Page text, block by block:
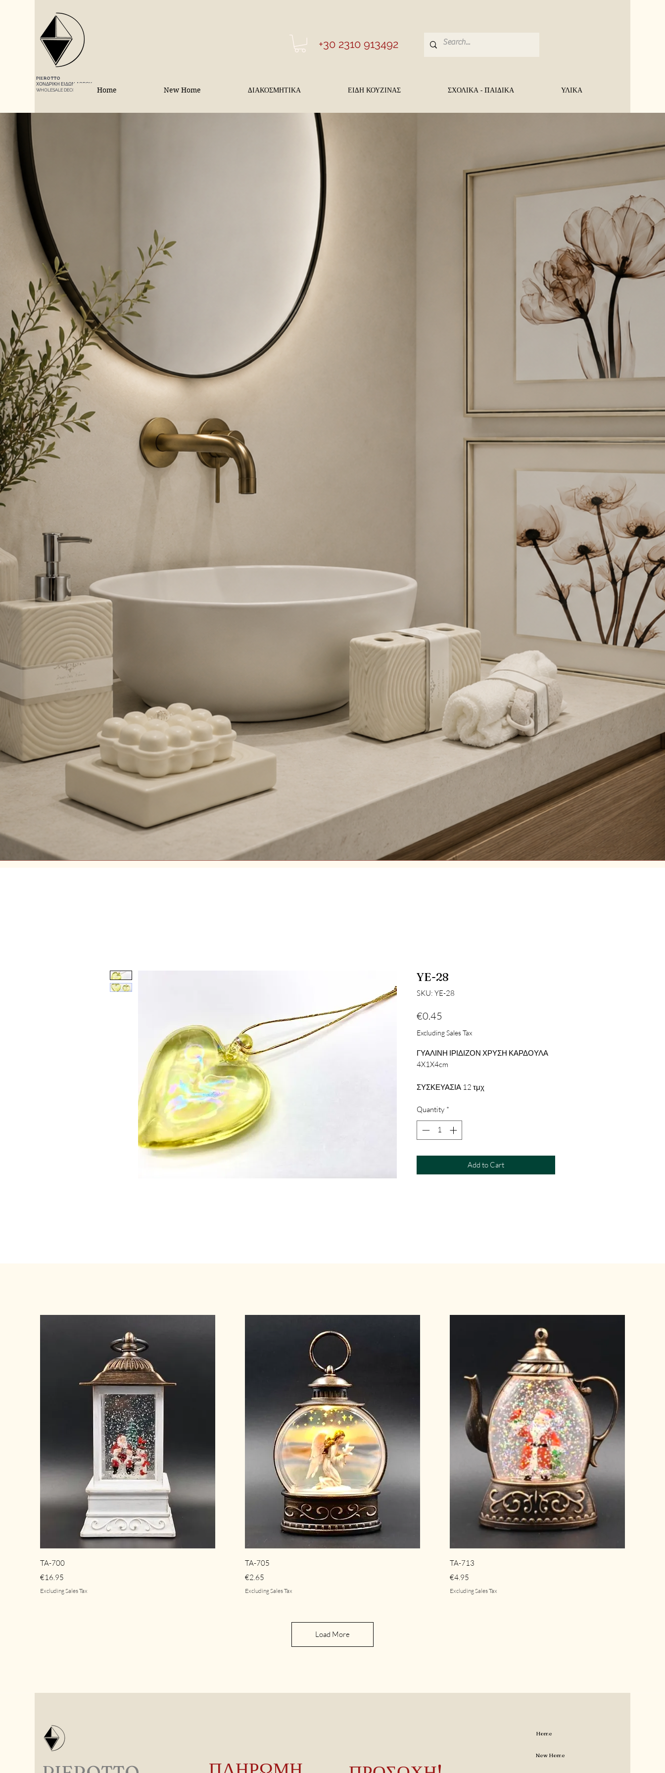
PIEROTTO
ΧΟΝΔΡΙΚΗ ΕΙΔΩΝ ΔΩΡΟΥ
WHOLESALE DECORATIONS
+30 2310 913492
Home New Home ΔΙΑΚΟΣΜΗΤΙΚΑ ΕΙΔΗ ΚΟΥΖΙΝΑΣ ΣΧΟΛΙΚΑ - ΠΑΙΔΙΚΑ ΥΛΙΚΑ
YE-28
SKU: YE-28
€0.45
Excluding Sales Tax
ΓΥΑΛΙΝΗ ΙΡΙΔΙΖΟΝ ΧΡΥΣΗ ΚΑΡΔΟΥΛΑ
4X1X4cm
ΣΥΣΚΕΥΑΣΙΑ 12 τμχ
Quantity *
Add to Cart
TA-700
Price
€16.95
Excluding Sales Tax
TA-705
Price
€2.65
Excluding Sales Tax
TA-713
Price
€4.95
Excluding Sales Tax
Load More
Home
New Home